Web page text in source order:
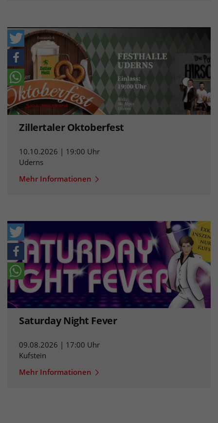
Zillertaler Oktoberfest
10.10.2026 | 19:00 Uhr
Uderns
Mehr Informationen
Saturday Night Fever
09.08.2026 | 17:00 Uhr
Kufstein
Mehr Informationen